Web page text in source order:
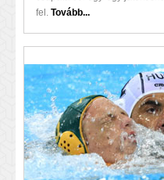
fel. Tovább...